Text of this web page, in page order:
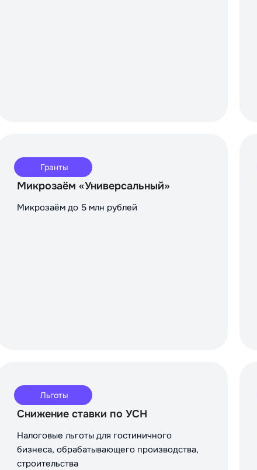
Гранты
Микрозаём «Универсальный»
Микрозаём до 5 млн рублей
Льготы
Снижение ставки по УСН
Налоговые льготы для гостиничного
бизнеса, обрабатывающего производства,
строительства